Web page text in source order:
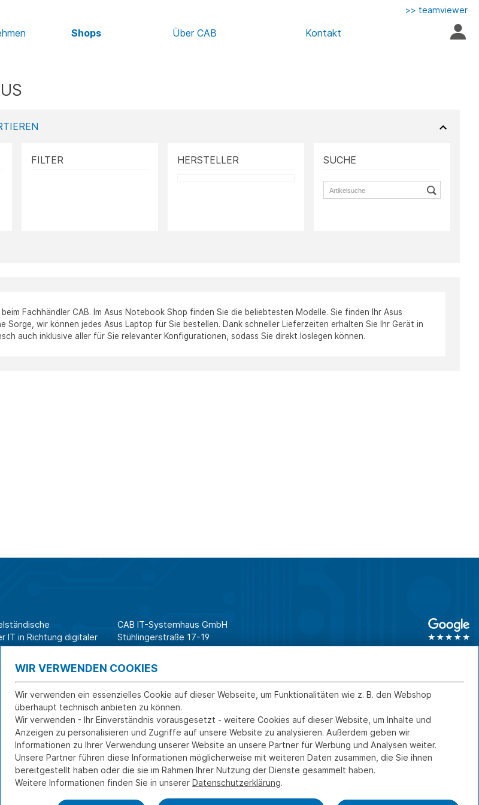
Shops Über CAB Kontakt
>> teamviewer
FILTER HERSTELLER SUCHE
Fachhändler CAB. Im Asus Notebook Shop finden Sie die beliebtesten Modelle. Sie finden Ihr Asus
Sorge, wir können jedes Asus Laptop für Sie bestellen. Dank schneller Lieferzeiten erhalten Sie Ihr Gerät in
auch inklusive aller für Sie relevanter Konfigurationen, sodass Sie direkt loslegen können.
IT in Richtung digitaler
wir Effizienz am
CAB IT-Systemhaus GmbH
Stühlingerstraße 17-19
79106 Freiburg
Tel. Shop für Privatkunden
und Service
und Zahlarten
und Widerruf
Über CAB
Karriere
Sponsoring
Partner
News
Kontakt
DATENSCHUTZ
WIR VERWENDEN COOKIES
Wir verwenden ein essenzielles Cookie auf dieser Webseite, um Funktionalitäten wie z. B. den Webshop
überhaupt technisch anbieten zu können.
Wir verwenden - Ihr Einverständnis vorausgesetzt - weitere Cookies auf dieser Website, um Inhalte und
Anzeigen zu personalisieren und Zugriffe auf unsere Website zu analysieren. Außerdem geben wir
Informationen zu Ihrer Verwendung unserer Website an unsere Partner für Werbung und Analysen weiter.
Unsere Partner führen diese Informationen möglicherweise mit weiteren Daten zusammen, die Sie ihnen
bereitgestellt haben oder die sie im Rahmen Ihrer Nutzung der Dienste gesammelt haben.
Weitere Informationen finden Sie in unserer Datenschutzerklärung.